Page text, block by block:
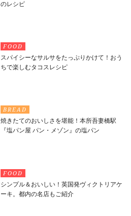
のレシピ
FOOD
スパイシーなサルサをたっぷりかけて！おう
ちで楽しむタコスレシピ
BREAD
焼きたてのおいしさを堪能！本所吾妻橋駅
『塩パン屋 パン・メゾン』の塩パン
FOOD
シンプル＆おいしい！英国発ヴィクトリアケ
ーキ。都内の名店もご紹介